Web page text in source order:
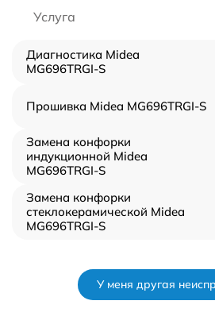
Услуга
Диагностика Midea
MG696TRGI-S
Прошивка Midea MG696TRGI-S
Замена конфорки
индукционной Midea
MG696TRGI-S
Замена конфорки
стеклокерамической Midea
MG696TRGI-S
У меня другая